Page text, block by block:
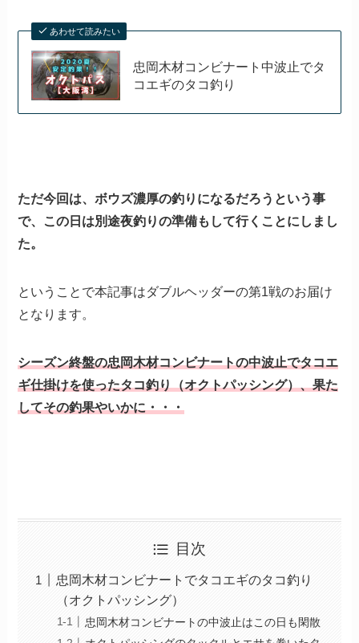
あわせて読みたい
忠岡木材コンビナート中波止でタ
コエギのタコ釣り
ただ今回は、ボウズ濃厚の釣りになるだろうという事
で、この日は別途夜釣りの準備もして行くことにしまし
た。
ということで本記事はダブルヘッダーの第1戦のお届け
となります。
シーズン終盤の忠岡木材コンビナートの中波止でタコエ
ギ仕掛けを使ったタコ釣り（オクトパッシング）、果た
してその釣果やいかに・・・
目次
忠岡木材コンビナートでタコエギのタコ釣り
（オクトパッシング）
忠岡木材コンビナートの中波止はこの日も閑散